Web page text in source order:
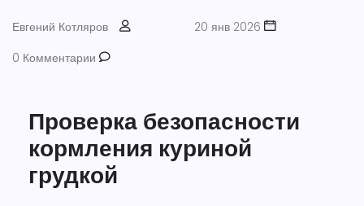
Евгений Котляров
20 янв 2026
0 Комментарии
Проверка безопасности
кормления куриной
грудкой